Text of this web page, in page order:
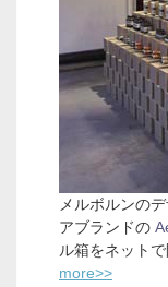
メルボルンの
アブランドの
ル箱をネット
more>>